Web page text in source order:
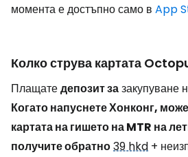
момента е достъпно само в App
Колко струва картата
Плащатедепозит зазакупуване
Когато напуснете Хонконг,
картата на гишето на MTR на
получите обратно39 hkd +